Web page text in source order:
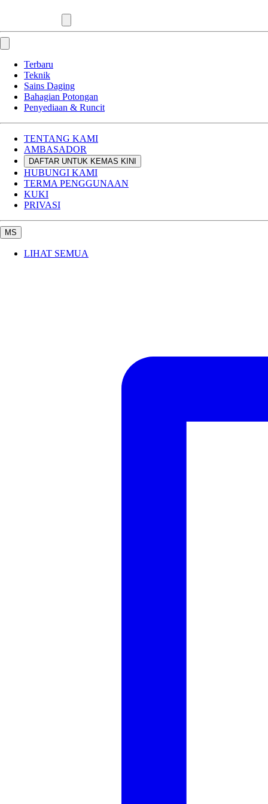
Terbaru
Teknik
Sains Daging
Bahagian Potongan
Penyediaan & Runcit
TENTANG KAMI
AMBASADOR
DAFTAR UNTUK KEMAS KINI
HUBUNGI KAMI
TERMA PENGGUNAAN
KUKI
PRIVASI
MS
LIHAT SEMUA